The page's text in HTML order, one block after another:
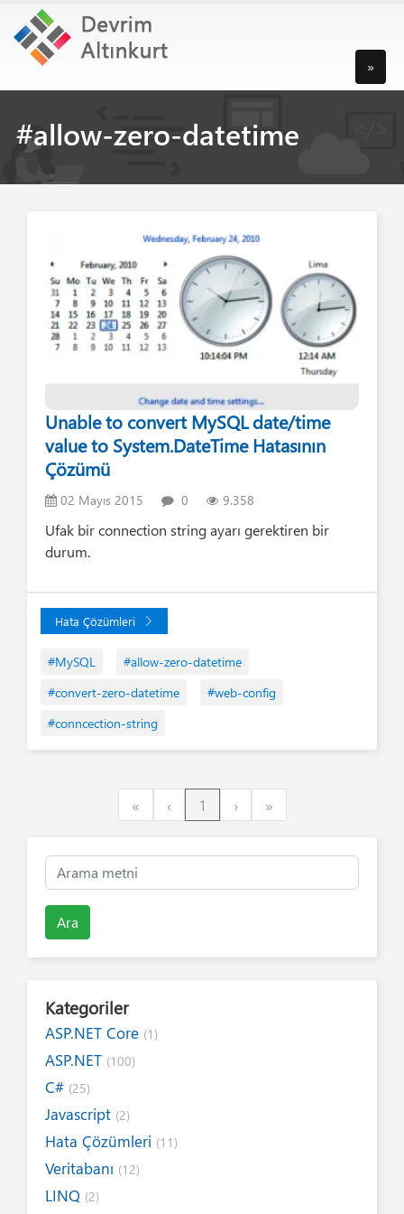
»
#allow-zero-datetime
Unable to convert MySQL date/time
value to System.DateTime Hatasının
Çözümü
02 Mayıs 2015 0 9.358
Ufak bir connection string ayarı gerektiren bir
durum.
Hata Çözümleri
#MySQL
#allow-zero-datetime
#convert-zero-datetime
#web-config
#conncection-string
«First ‹Previous
1 ›Next»Last
Ara
Kategoriler
ASP.NET Core (1)
ASP.NET (100)
C# (25)
Javascript (2)
Hata Çözümleri (11)
Veritabanı (12)
LINQ (2)